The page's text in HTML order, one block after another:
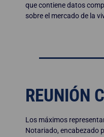
que contiene datos
sobre el mercado de la
REUNIÓN
Los máximos
Notariado, encabezado